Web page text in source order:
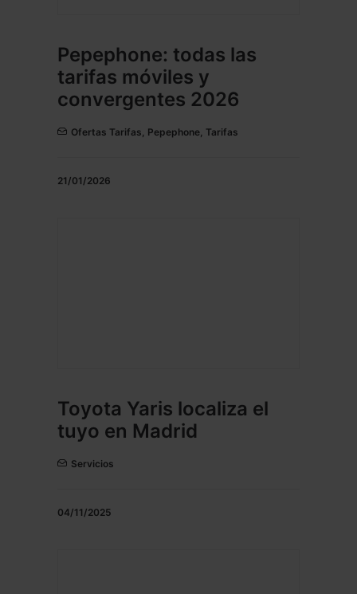
Pepephone: todas las
tarifas móviles y
convergentes 2026
Ofertas Tarifas, Pepephone, Tarifas
21/01/2026
Toyota Yaris localiza el
tuyo en Madrid
Servicios
04/11/2025